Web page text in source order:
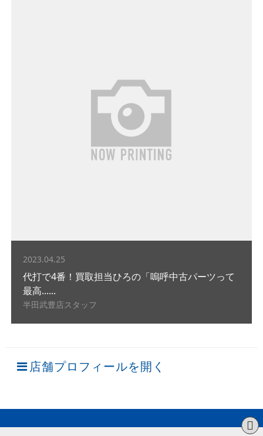
2023.04.25
代打で4番！買取担当ひろの「嗚呼中古パーツって
最高......
半田武豊店スタッフ
店舗プロフィールを開く